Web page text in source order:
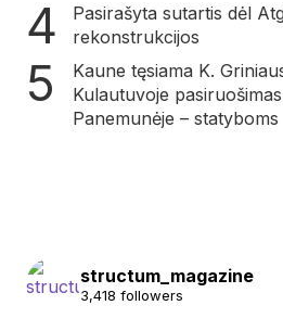
Pasirašyta sutartis dėl
rekonstrukcijos
Kaune tęsiama K.
Kulautuvoje
Panemunėje – statyboms
structum_magazine
3,418 followers